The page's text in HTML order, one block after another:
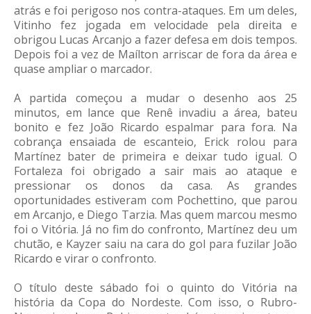
atrás e foi perigoso nos contra-ataques. Em um deles,
Vitinho fez jogada em velocidade pela direita e
obrigou Lucas Arcanjo a fazer defesa em dois tempos.
Depois foi a vez de Maílton arriscar de fora da área e
quase ampliar o marcador.
A partida começou a mudar o desenho aos 25
minutos, em lance que Renê invadiu a área, bateu
bonito e fez João Ricardo espalmar para fora. Na
cobrança ensaiada de escanteio, Erick rolou para
Martínez bater de primeira e deixar tudo igual. O
Fortaleza foi obrigado a sair mais ao ataque e
pressionar os donos da casa. As grandes
oportunidades estiveram com Pochettino, que parou
em Arcanjo, e Diego Tarzia. Mas quem marcou mesmo
foi o Vitória. Já no fim do confronto, Martínez deu um
chutão, e Kayzer saiu na cara do gol para fuzilar João
Ricardo e virar o confronto.
O título deste sábado foi o quinto do Vitória na
história da Copa do Nordeste. Com isso, o Rubro-